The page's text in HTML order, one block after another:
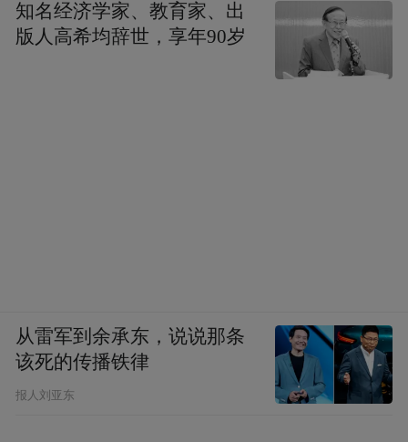
知名经济学家、教育家、出
版人高希均辞世，享年90岁
从雷军到余承东，说说那条
该死的传播铁律
报人刘亚东